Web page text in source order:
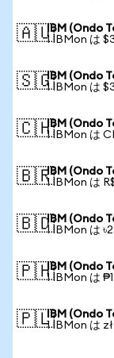
🇦🇺IBM (Ondo
1 IBMon は
🇸🇬IBM (Ondo
1 IBMon は
🇨🇭IBM (Ondo
1 IBMon は
🇧🇷IBM (Ondo
1 IBMon は
🇧🇩IBM (Ondo
1 IBMon は
🇵🇭IBM (Ondo
1 IBMon は
🇵🇱IBM (Ondo
1 IBMon は